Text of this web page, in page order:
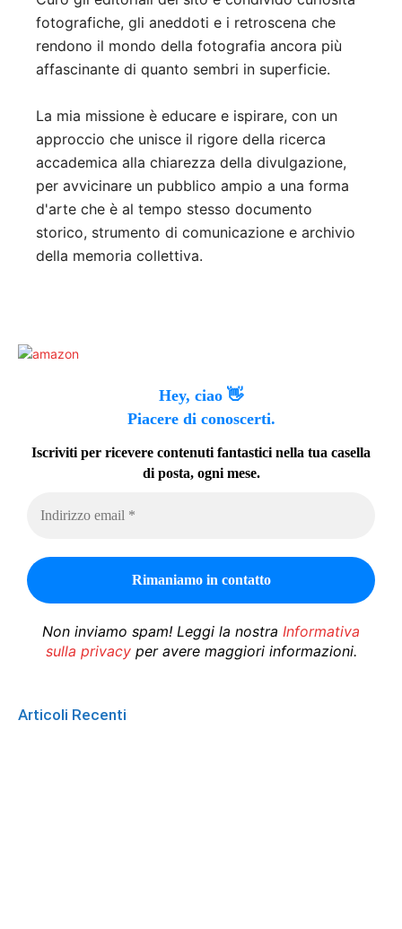
fotografiche, gli aneddoti e i retroscena che
rendono il mondo della fotografia ancora più
affascinante di quanto sembri in superficie.
La mia missione è educare e ispirare, con un
approccio che unisce il rigore della ricerca
accademica alla chiarezza della divulgazione,
per avvicinare un pubblico ampio a una forma
d'arte che è al tempo stesso documento
storico, strumento di comunicazione e archivio
della memoria collettiva.
Hey, ciao 👋
Piacere di conoscerti.
Iscriviti per ricevere contenuti fantastici nella tua casella
di posta, ogni mese.
Non inviamo spam! Leggi la nostra Informativa
sulla privacyper avere maggiori informazioni.
Articoli Recenti